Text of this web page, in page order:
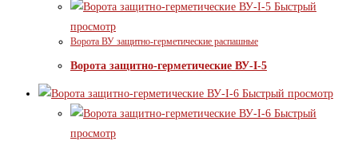
Быстрый
просмотр
Ворота ВУ защитно-герметические распашные
Ворота защитно-герметические ВУ-I-5
Быстрый просмотр
Быстрый
просмотр